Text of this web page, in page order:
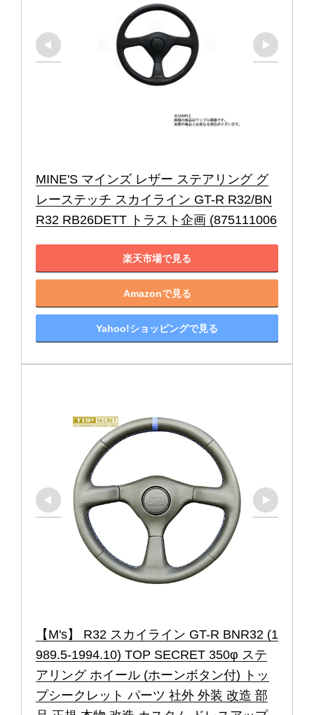
MINE'S マインズ レザー ステアリング グ
レーステッチ スカイライン GT-R R32/BN
R32 RB26DETT トラスト企画 (875111006
楽天市場で見る
Amazonで見る
Yahoo!ショッピングで見る
【M's】 R32 スカイライン GT-R BNR32 (1
989.5-1994.10) TOP SECRET 350φ ステ
アリング ホイール (ホーンボタン付) トッ
プシークレット パーツ 社外 外装 改造 部